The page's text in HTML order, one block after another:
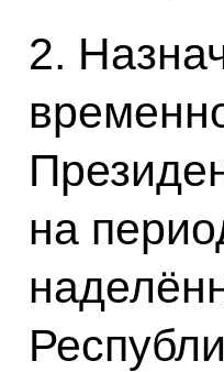
2.
на